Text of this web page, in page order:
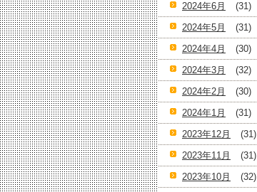
2024年6月
(31)
2024年5月
(31)
2024年4月
(30)
2024年3月
(32)
2024年2月
(30)
2024年1月
(31)
2023年12月
(31)
2023年11月
(31)
2023年10月
(32)